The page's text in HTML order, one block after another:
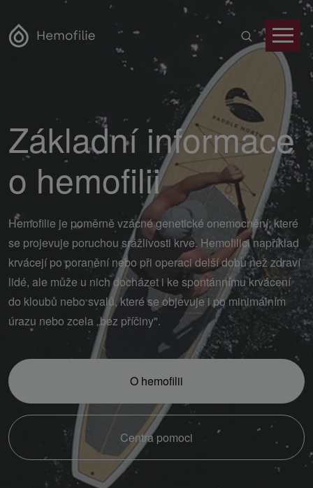
Základní informace
o hemofilii
Hemofilie je poměrně vzácné genetické onemocnění, které
se projevuje poruchou srážlivosti krve. Hemofilici například
krvácejí po poranění nebo při operaci delší dobu než zdraví
lidé, ale může u nich docházet i ke spontánnímu krvácení
do kloubů nebo svalů, které se objevuje i po minimálním
úrazu nebo zcela „bez příčiny".
O hemofilii
Centra pomoci